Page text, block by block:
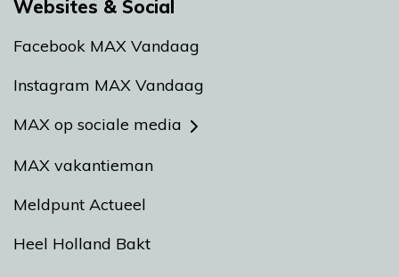
Websites & Social
Facebook MAX Vandaag
Instagram MAX Vandaag
MAX op sociale media
MAX vakantieman
Meldpunt Actueel
Heel Holland Bakt